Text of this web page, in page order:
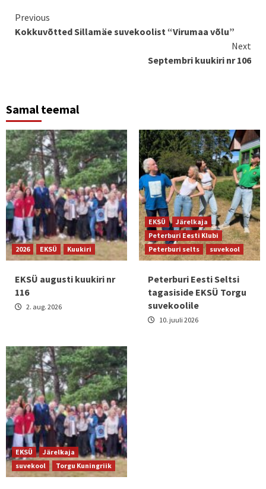
Continue
Reading
Previous
Kokkuvõtted Sillamäe suvekoolist “Virumaa võlu”
Next
Septembri kuukiri nr 106
Samal teemal
2026 EKSÜ Kuukiri
EKSÜ augusti kuukiri nr
116
2. aug. 2026
EKSÜ
Järelkaja
Peterburi Eesti Klubi
Peterburi selts
suvekool
Peterburi Eesti Seltsi
tagasiside EKSÜ Torgu
suvekoolile
10. juuli 2026
EKSÜ
Järelkaja
suvekool
Torgu Kuningriik